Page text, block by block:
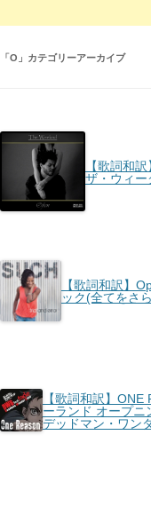
「O 」カテゴリーアーカイブ
【歌詞和
ザ・ウィー
【歌詞和訳】
ック(全てをさ
【歌詞和訳】
ーランド オープニ
デッドマン・ワン